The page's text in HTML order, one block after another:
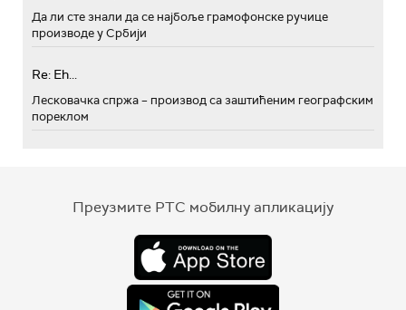
Да ли сте знали да се најбоље грамофонске ручице
производе у Србији
Re: Eh...
Лесковачка спржа – производ са заштићеним географским
пореклом
Преузмите РТС мобилну апликацију